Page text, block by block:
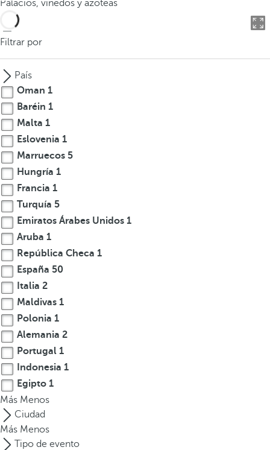
o
u
i
r
t
e
s
o
m
á
s
c
a
a
c
t
e
r
e
s
,
u
e
d
e
s
Palacios, viñedos y azoteas
Filtrar por
País
Oman 1
Baréin 1
Malta 1
Eslovenia 1
Marruecos 5
Hungría 1
Francia 1
Turquía 5
Emiratos Árabes Unidos 1
Aruba 1
República Checa 1
España 50
Italia 2
Maldivas 1
Polonia 1
Alemania 2
Portugal 1
Indonesia 1
Egipto 1
Más Menos
Ciudad
Más Menos
Tipo de evento